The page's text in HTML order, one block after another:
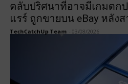
ตลับปริศนาที่อาจมีเกมตก
แรร์ ถูกขายบน eBay หลัง
TechCatchUp Team 03/08/2026